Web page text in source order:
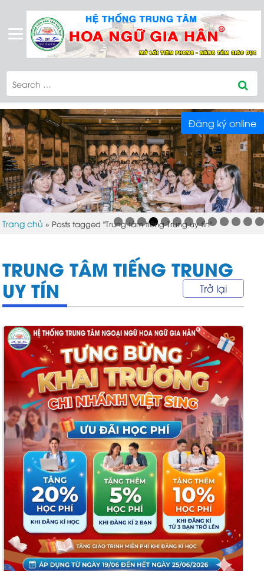
Trang chủ » Posts tagged "Trung tâm tiếng Trung uy tín"
TRUNG TÂM TIẾNG TRUNG
UY TÍN
Trở lại
Đăng ký online